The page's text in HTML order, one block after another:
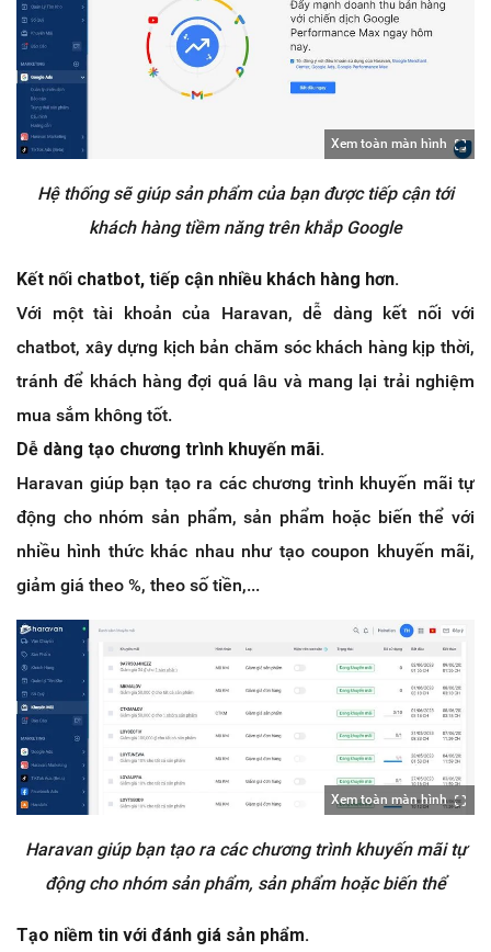
Xem toàn màn hình
Hệ thống sẽ giúp sản phẩm của bạn được tiếp cận tới
khách hàng tiềm năng trên khắp Google
Kết nối chatbot, tiếp cận nhiều khách hàng hơn.
Với một tài khoản của Haravan, dễ dàng kết nối với
chatbot, xây dựng kịch bản chăm sóc khách hàng kịp thời,
tránh để khách hàng đợi quá lâu và mang lại trải nghiệm
mua sắm không tốt.
Dễ dàng tạo chương trình khuyến mãi.
Haravan giúp bạn tạo ra các chương trình khuyến mãi tự
động cho nhóm sản phẩm, sản phẩm hoặc biến thể với
nhiều hình thức khác nhau như tạo coupon khuyến mãi,
giảm giá theo %, theo số tiền,...
Xem toàn màn hình
Haravan giúp bạn tạo ra các chương trình khuyến mãi tự
động cho nhóm sản phẩm, sản phẩm hoặc biến thể
Tạo niềm tin với đánh giá sản phẩm.